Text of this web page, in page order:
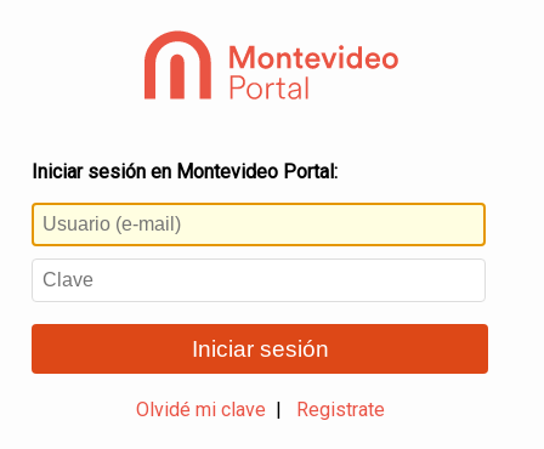
Iniciar sesión en Montevideo Portal:
Iniciar sesión
Olvidé mi clave Registrate